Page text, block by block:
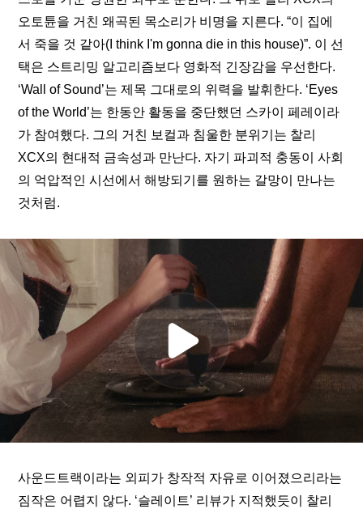
오토튠을 거친 왜곡된 목소리가 비명을 지른다. “이 집에
서 죽을 것 같아(I think I'm gonna die in this house)”. 이 선
택은 스트리밍 알고리즘보다 영화적 긴장감을 우선한다.
‘Wall of Sound’는 제목 그대로의 위력을 발휘한다. ‘Eyes
of the World’는 한동안 활동을 중단했던 스카이 페레이라
가 참여했다. 그의 거친 보컬과 침울한 분위기는 찰리
XCX의 현대적 금속성과 만난다. 자기 파괴적 충동이 사회
의 억압적인 시선에서 해방되기를 원하는 갈망이 만나는
것처럼.
사운드트랙이라는 외피가 창작적 자유로 이어졌으리라는
짐작은 어렵지 않다. ‘슬레이트’ 리뷰가 지적했듯이 찰리